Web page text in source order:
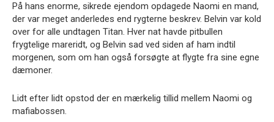
På hans enorme, sikrede ejendom opdagede Naomi en mand,
der var meget anderledes end rygterne beskrev. Belvin var kold
over for alle undtagen Titan. Hver nat havde pitbullen
frygtelige mareridt, og Belvin sad ved siden af ham indtil
morgenen, som om han også forsøgte at flygte fra sine egne
dæmoner.
Lidt efter lidt opstod der en mærkelig tillid mellem Naomi og
mafiabossen.